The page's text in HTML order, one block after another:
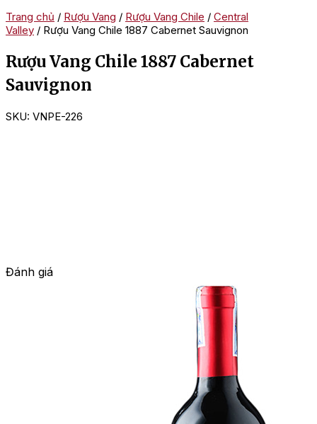
Trang chủ / Rượu Vang / Rượu Vang Chile / Central
Valley / Rượu Vang Chile 1887 Cabernet Sauvignon
Rượu Vang Chile 1887 Cabernet
Sauvignon
SKU: VNPE-226
Đánh giá